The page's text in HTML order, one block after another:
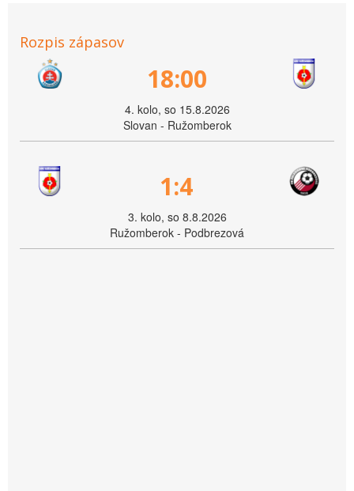
Rozpis zápasov
18:00
4. kolo, so 15.8.2026
Slovan - Ružomberok
1:4
3. kolo, so 8.8.2026
Ružomberok - Podbrezová